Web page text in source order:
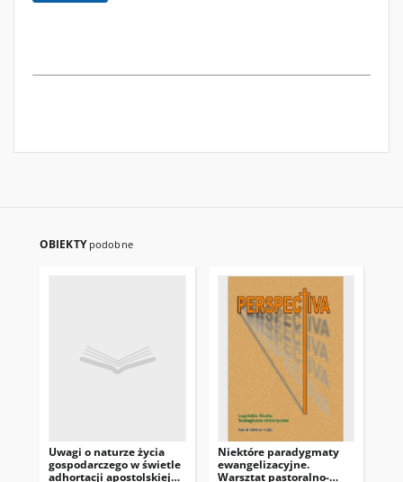
OBIEKTY podobne
Uwagi o naturze życia
gospodarczego w świetle
adhortacji apostolskiej
Niektóre paradygmaty
ewangelizacyjne.
Warsztat pastoralno-